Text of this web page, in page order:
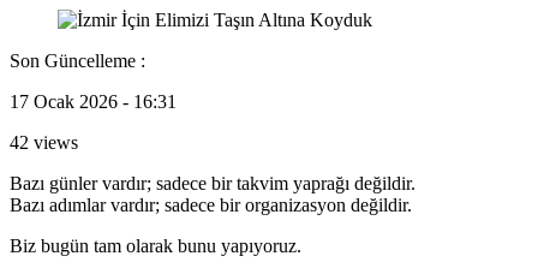
Son Güncelleme :
17 Ocak 2026 - 16:31
42 views
Bazı günler vardır; sadece bir takvim yaprağı değildir.
Bazı adımlar vardır; sadece bir organizasyon değildir.
Biz bugün tam olarak bunu yapıyoruz.